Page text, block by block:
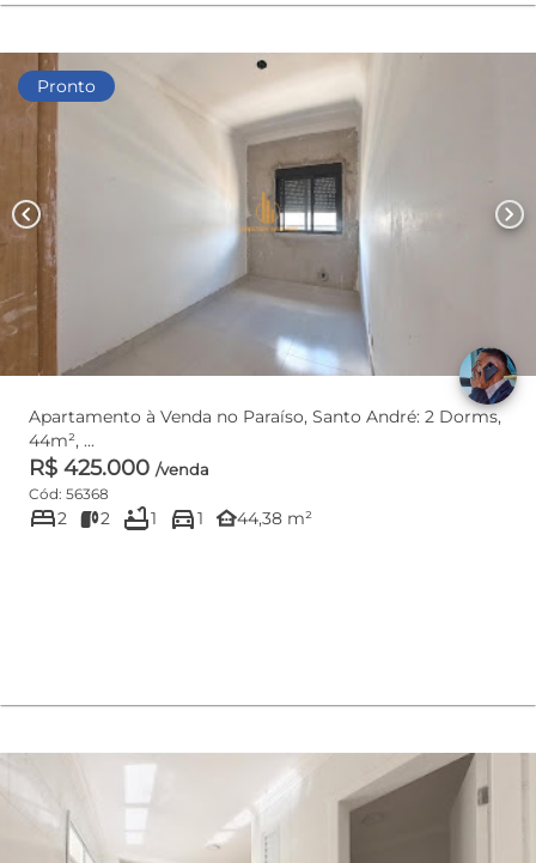
Pronto
chevron_left chevron_right
Apartamento à Venda no Paraíso, Santo André: 2 Dorms,
44m², ...
R$ 425.000 /venda
Cód: 56368
bed2 2 bathtub1 directions_car1 other_houses44,38 m²